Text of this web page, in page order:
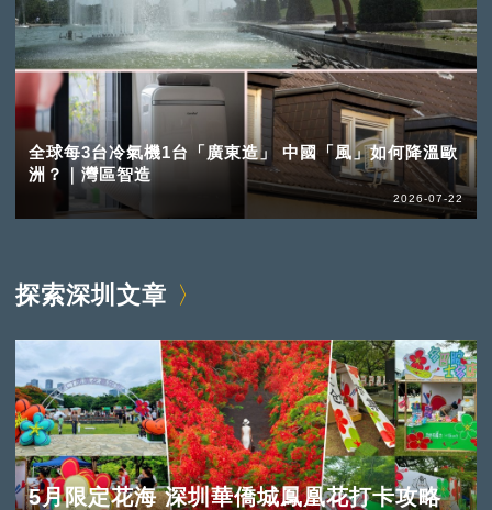
全球每3台冷氣機1台「廣東造」 中國「風」如何降溫歐
洲？｜灣區智造
2026-07-22
探索深圳文章
5月限定花海 深圳華僑城鳳凰花打卡攻略